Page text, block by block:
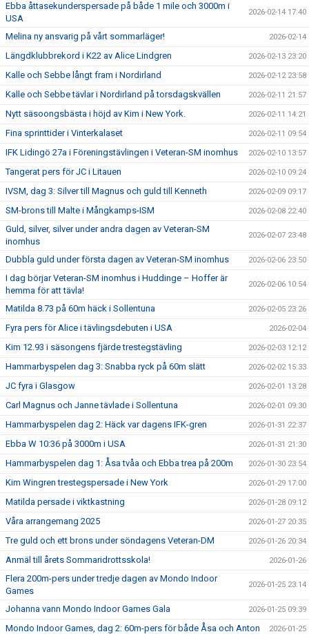
Ebba åttasekunderspersade på både 1 mile och 3000m i
USA
2026-02-14 17:40
Melina ny ansvarig på vårt sommarläger! 2026-02-14
Längdklubbrekord i K22 av Alice Lindgren 2026-02-13 23:20
Kalle och Sebbe långt fram i Nordirland 2026-02-12 23:58
Kalle och Sebbe tävlar i Nordirland på torsdagskvällen 2026-02-11 21:57
Nytt säsoongsbästa i höjd av Kim i New York. 2026-02-11 14:21
Fina sprinttider i Vinterkalaset 2026-02-11 09:54
IFK Lidingö 27a i Föreningstävlingen i Veteran-SM inomhus 2026-02-10 13:57
Tangerat pers för JC i Litauen 2026-02-10 09:24
IVSM, dag 3: Silver till Magnus och guld till Kenneth 2026-02-09 09:17
SM-brons till Malte i Mångkamps-ISM 2026-02-08 22:40
Guld, silver, silver under andra dagen av Veteran-SM
inomhus
2026-02-07 23:48
Dubbla guld under första dagen av Veteran-SM inomhus 2026-02-06 23:50
I dag börjar Veteran-SM inomhus i Huddinge – Hoffer är
hemma för att tävla!
2026-02-06 10:54
Matilda 8.73 på 60m häck i Sollentuna 2026-02-05 23:26
Fyra pers för Alice i tävlingsdebuten i USA 2026-02-04
Kim 12.93 i säsongens fjärde trestegstävling 2026-02-03 12:12
Hammarbyspelen dag 3: Snabba ryck på 60m slätt 2026-02-02 15:33
JC fyra i Glasgow 2026-02-01 13:28
Carl Magnus och Janne tävlade i Sollentuna 2026-02-01 09:30
Hammarbyspelen dag 2: Häck var dagens IFK-gren 2026-01-31 22:37
Ebba W 10:36 på 3000m i USA 2026-01-31 21:30
Hammarbyspelen dag 1: Åsa tvåa och Ebba trea på 200m 2026-01-30 23:54
Kim Wingren trestegspersade i New York 2026-01-29 17:00
Matilda persade i viktkastning 2026-01-28 09:12
Våra arrangemang 2025 2026-01-27 20:35
Tre guld och ett brons under söndagens Veteran-DM 2026-01-26 20:34
Anmäl till årets Sommaridrottsskola! 2026-01-26
Flera 200m-pers under tredje dagen av Mondo Indoor
Games
2026-01-25 23:14
Johanna vann Mondo Indoor Games Gala 2026-01-25 09:39
Mondo Indoor Games, dag 2: 60m-pers för både Åsa och Anton 2026-01-25